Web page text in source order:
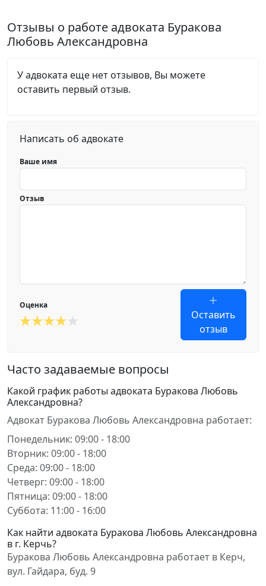
Отзывы о работе адвоката Буракова
Любовь Александровна
У адвоката еще нет отзывов, Вы можете
оставить первый отзыв.
Написать об адвокате
Ваше имя
Отзыв
Оценка
Оставить
отзыв
Часто задаваемые вопросы
Какой график работы адвоката Буракова Любовь
Александровна?
Адвокат Буракова Любовь Александровна работает:
Понедельник: 09:00 - 18:00
Вторник: 09:00 - 18:00
Среда: 09:00 - 18:00
Четверг: 09:00 - 18:00
Пятница: 09:00 - 18:00
Суббота: 11:00 - 16:00
Как найти адвоката Буракова Любовь Александровна
в г. Керчь?
Буракова Любовь Александровна работает в Керч,
вул. Гайдара, буд. 9